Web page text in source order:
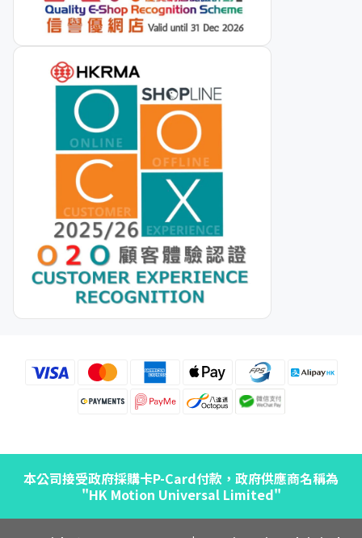
本公司接受政府採購卡P-Card付款，政府供應商名稱為
"HK Motion Universal Limited"